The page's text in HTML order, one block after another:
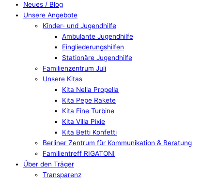
Neues / Blog
Unsere Angebote
Kinder- und Jugendhilfe
Ambulante Jugendhilfe
Eingliederungshilfen
Stationäre Jugendhilfe
Familienzentrum Juli
Unsere Kitas
Kita Nella Propella
Kita Pepe Rakete
Kita Fine Turbine
Kita Villa Pixie
Kita Betti Konfetti
Berliner Zentrum für Kommunikation & Beratung
Familientreff RIGATONI
Über den Träger
Transparenz